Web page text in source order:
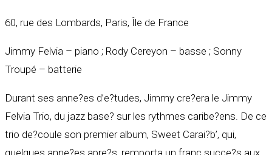
60, rue des Lombards, Paris, Île de France
Jimmy Felvia – piano ; Rody Cereyon – basse ; Sonny
Troupé – batterie
Durant ses anne?es d’e?tudes, Jimmy cre?era le Jimmy
Felvia Trio, du jazz base? sur les rythmes caribe?ens. De ce
trio de?coule son premier album, Sweet Carai?b’, qui,